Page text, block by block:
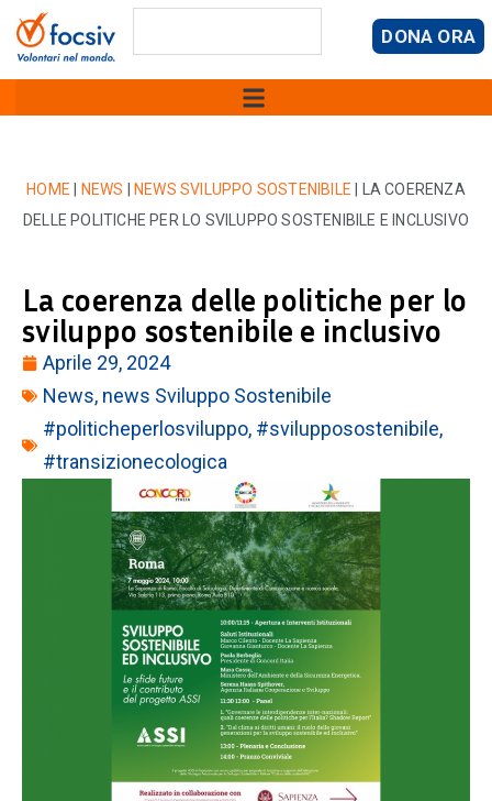
DONA ORA
HOME NEWS NEWS SVILUPPO SOSTENIBILE
LA COERENZA
DELLE POLITICHE PER LO SVILUPPO SOSTENIBILE E INCLUSIVO
La coerenza delle politiche per lo
sviluppo sostenibile e inclusivo
Aprile 29, 2024
News, news Sviluppo Sostenibile
#politicheperlosviluppo, #svilupposostenibile,
#transizionecologica